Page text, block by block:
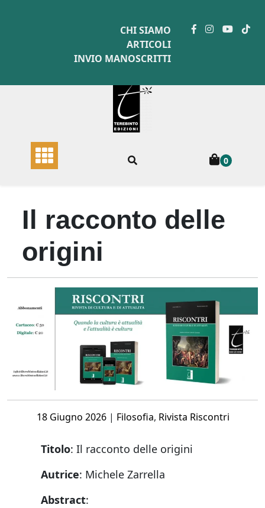
CHI SIAMO
ARTICOLI
INVIO MANOSCRITTI
0
Il racconto delle
origini
Posted
18 Giugno 2026 | Filosofia, Rivista Riscontri
Titolo: Il racconto delle origini
Autrice: Michele Zarrella
Abstract: